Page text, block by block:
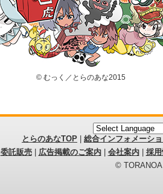
© むっく／とらのあな2015
とらのあなTOP
総合インフォメーシ
委託販売| 広告掲載のご案内| 会社案内| 採
©